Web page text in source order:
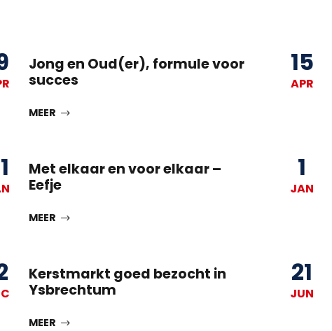
Jong en Oud(er), formule voor
succes
MEER
15
APR
Met elkaar en voor elkaar –
Eefje
MEER
1
JAN
Kerstmarkt goed bezocht in
Ysbrechtum
MEER
21
JUN